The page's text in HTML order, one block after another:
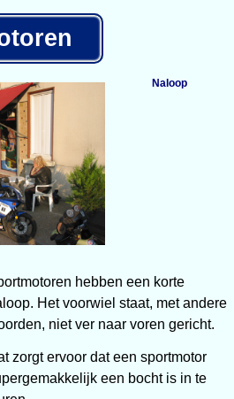
Naloop
hebben een korte
Het voorwiel staat, met andere
niet ver naar voren gericht.
zorgt ervoor dat een sportmotor
een bocht is in te